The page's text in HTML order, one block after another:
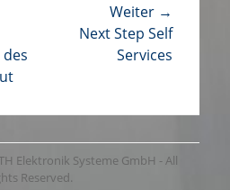
Weiter →
NächsterNext Step Self
Services
Elektronik Systeme GmbH - All
Reserved.